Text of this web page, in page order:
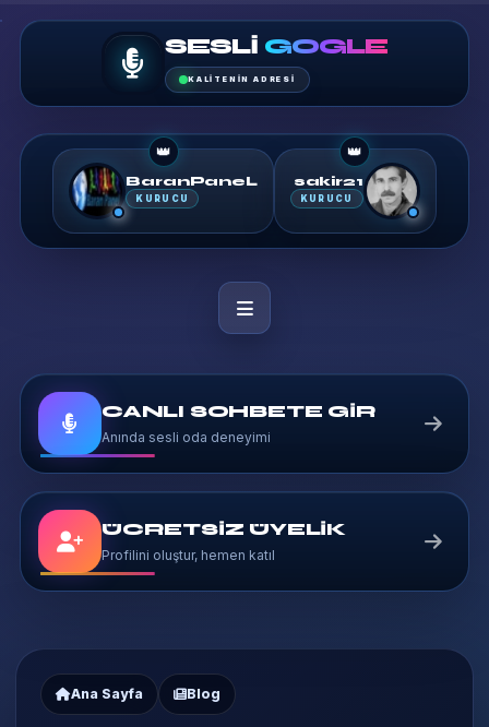
SESLI GOGLE
KALITENIN ADRESI
👑
BaranPaneL
KURUCU
👑
sakir21
KURUCU
CANLI SOHBETE GİR
Anında sesli oda deneyimi
ÜCRETSİZ ÜYELİK
Profilini oluştur, hemen katıl
Ana Sayfa Blog